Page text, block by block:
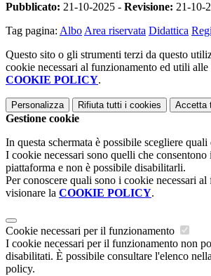
Pubblicato: 21-10-2025 - Revisione: 21-10-
Tag pagina: Albo Area riservata Didattica
Questo sito o gli strumenti terzi da questo
cookie necessari al funzionamento ed utili
COOKIE POLICY.
Personalizza Rifiuta tutti i cookies Accetta
Gestione cookie
In questa schermata è possibile scegliere
I cookie necessari sono quelli che
piattaforma e non è possibile disabilitarli.
Per conoscere quali sono i cookie necessari
visionare la COOKIE POLICY.
Cookie necessari per il funzionamento
I cookie necessari per il funzionamento non
disabilitati. È possibile consultare l'elenco
policy.